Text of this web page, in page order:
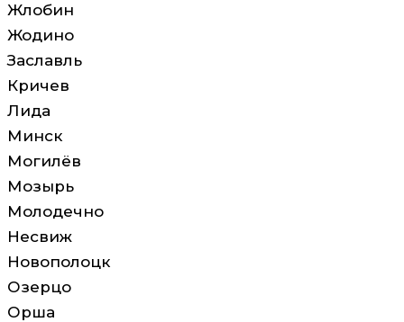
Жлобин
Жодино
Заславль
Кричев
Лида
Минск
Могилёв
Мозырь
Молодечно
Несвиж
Новополоцк
Озерцо
Орша